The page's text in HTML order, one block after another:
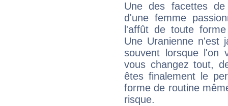
Une des facettes
d'une femme
l'affût de toute
Une Uranienne n'est
souvent lorsque l'on
vous changez tout,
êtes finalement le
forme de routine
risque.